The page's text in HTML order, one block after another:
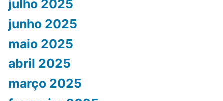
julho 2025
junho 2025
maio 2025
abril 2025
março 2025